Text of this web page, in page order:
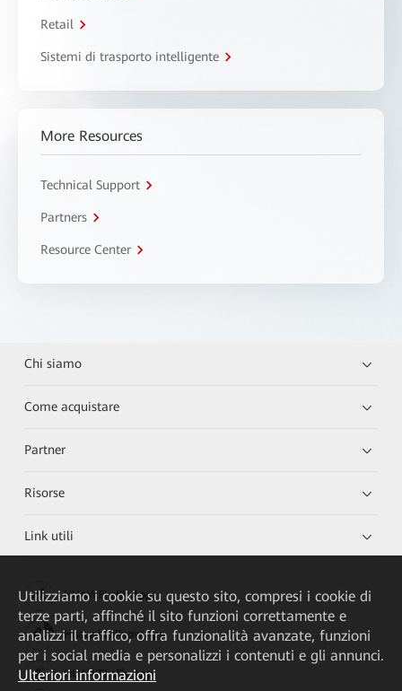
Retail
Sistemi di trasporto intelligente
More Resources
Technical Support
Partners
Resource Center
Chi siamo
Come acquistare
Partner
Risorse
Link utili
HUAWEI eKit App
Huawei HiKnow App
HUAWEI eFly App
Utilizziamo i cookie su questo sito, compresi i cookie di
terze parti, affinché il sito funzioni correttamente e
analizzi il traffico, offra funzionalità avanzate, funzioni
per i social media e personalizzi i contenuti e gli annunci.
Ulteriori informazioni